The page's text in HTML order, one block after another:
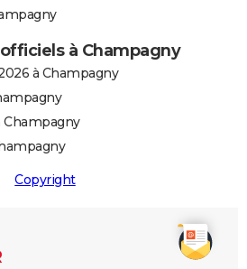
à Champagny
à Champagny
Champagny
Copyright